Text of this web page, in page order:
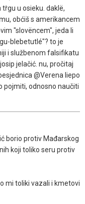
u osieku. daklë,
obćiš s amerikancem
"slovëncem", jeda li
blebetutlé"? to je
i službenom falsifikatu
jelačić. nu, pročitaj
@Verena liepo
pojmiti, odnosno naučiti
borio protiv Mađarskog
koji toliko seru protiv
mi toliki vazali i kmetovi